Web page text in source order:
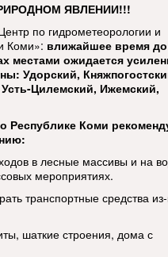
ЯВЛЕНИИ!!!
по гидрометеорологии и
Коми»: влижайшее время до
местами ожидается
Удорский,
Цилемский, Ижемский,
Республике Коми
в лесные массивы и на
мероприятиях.
транспортные средства
шаткие строения, дома с